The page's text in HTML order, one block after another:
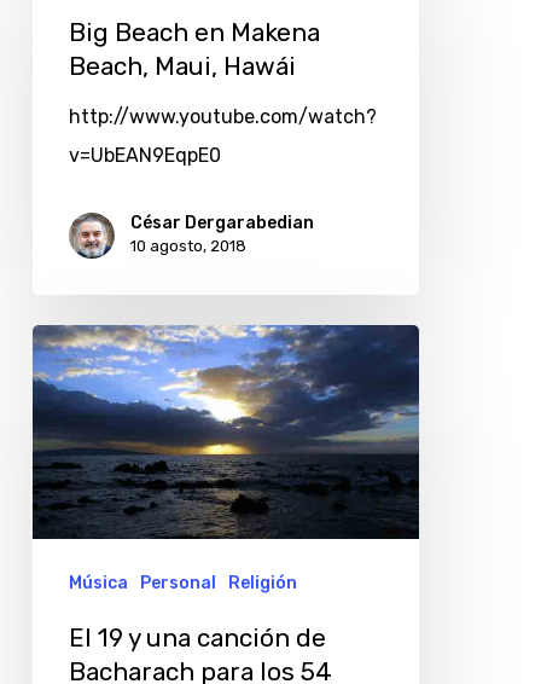
Big Beach en Makena
Beach, Maui, Hawái
http://www.youtube.com/watch?
v=UbEAN9EqpE0
César Dergarabedian
10 agosto, 2018
El
19
una
canción
de
Bacharach
Música Personal Religión
El 19 y una canción de
Bacharach para los 54